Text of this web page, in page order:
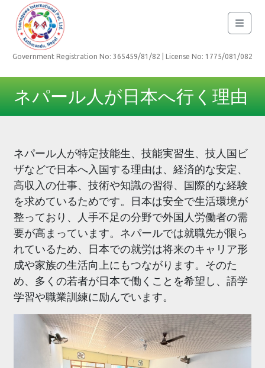
Government Registration No: 365459/81/82 | License No: 1775/081/082
ネパール人が日本へ行く理由
ネパール人が特定技能生、技能実習生、技人国ビ
ザなどで日本へ入国する理由は、経済的な安定、
高収入の仕事、技術や知識の習得、国際的な経験
を求めているためです。日本は安全で生活環境が
整っており、人手不足の分野で外国人労働者の需
要が高まっています。ネパールでは就職先が限ら
れているため、日本での就労は将来のキャリア形
成や家族の生活向上にもつながります。そのた
め、多くの若者が日本で働くことを希望し、語学
学習や職業訓練に励んでいます。